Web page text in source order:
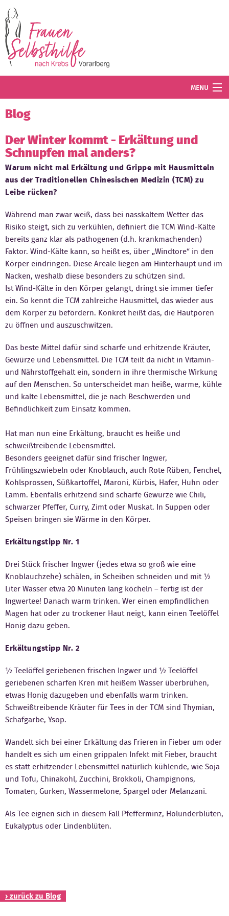
MENU
Termine
Angebot
Wissenswertes
Mitglied werden
Kontakt
Blog
Der Winter kommt - Erkältung und
Schnupfen mal anders?
Warum nicht mal Erkältung und Grippe mit Hausmitteln
aus der Traditionellen Chinesischen Medizin (TCM) zu
Leibe rücken?
Während man zwar weiß, dass bei nasskaltem Wetter das
Risiko steigt, sich zu verkühlen, definiert die TCM Wind-Kälte
bereits ganz klar als pathogenen (d.h. krankmachenden)
Faktor. Wind-Kälte kann, so heißt es, über „Windtore“ in den
Körper eindringen. Diese Areale liegen am Hinterhaupt und im
Nacken, weshalb diese besonders zu schützen sind.
Ist Wind-Kälte in den Körper gelangt, dringt sie immer tiefer
ein. So kennt die TCM zahlreiche Hausmittel, das wieder aus
dem Körper zu befördern. Konkret heißt das, die Hautporen
zu öffnen und auszuschwitzen.
Das beste Mittel dafür sind scharfe und erhitzende Kräuter,
Gewürze und Lebensmittel. Die TCM teilt da nicht in Vitamin-
und Nährstoffgehalt ein, sondern in ihre thermische Wirkung
auf den Menschen. So unterscheidet man heiße, warme, kühle
und kalte Lebensmittel, die je nach Beschwerden und
Befindlichkeit zum Einsatz kommen.
Hat man nun eine Erkältung, braucht es heiße und
schweißtreibende Lebensmittel.
Besonders geeignet dafür sind frischer Ingwer,
Frühlingszwiebeln oder Knoblauch, auch Rote Rüben, Fenchel,
Kohlsprossen, Süßkartoffel, Maroni, Kürbis, Hafer, Huhn oder
Lamm. Ebenfalls erhitzend sind scharfe Gewürze wie Chili,
schwarzer Pfeffer, Curry, Zimt oder Muskat. In Suppen oder
Speisen bringen sie Wärme in den Körper.
Erkältungstipp Nr. 1
Drei Stück frischer Ingwer (jedes etwa so groß wie eine
Knoblauchzehe) schälen, in Scheiben schneiden und mit ½
Liter Wasser etwa 20 Minuten lang köcheln – fertig ist der
Ingwertee! Danach warm trinken. Wer einen empfindlichen
Magen hat oder zu trockener Haut neigt, kann einen Teelöffel
Honig dazu geben.
Erkältungstipp Nr. 2
½ Teelöffel geriebenen frischen Ingwer und ½ Teelöffel
geriebenen scharfen Kren mit heißem Wasser überbrühen,
etwas Honig dazugeben und ebenfalls warm trinken.
Schweißtreibende Kräuter für Tees in der TCM sind Thymian,
Schafgarbe, Ysop.
Wandelt sich bei einer Erkältung das Frieren in Fieber um oder
handelt es sich um einen grippalen Infekt mit Fieber, braucht
es statt erhitzender Lebensmittel natürlich kühlende, wie Soja
und Tofu, Chinakohl, Zucchini, Brokkoli, Champignons,
Tomaten, Gurken, Wassermelone, Spargel oder Melanzani.
Als Tee eignen sich in diesem Fall Pfefferminz, Holunderblüten,
Eukalyptus oder Lindenblüten.
› zurück zu Blog